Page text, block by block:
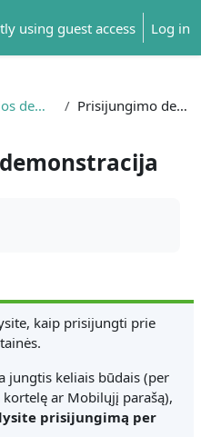
using guest access Log in
Interaktyvios demonstracijos Prisijungimo demonstracija
kaip prisijungti prie
jungtis keliais būdais (per
ar Mobilųjį parašą),
prisijungimą per